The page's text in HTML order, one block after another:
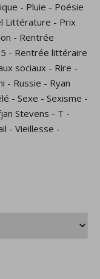
- Pluie - Poésie
Littérature - Prix
- Rentrée
- Rentrée littéraire
sociaux - Rire -
- Russie - Ryan
- Sexe - Sexisme -
Stevens - T -
- Vieillesse -